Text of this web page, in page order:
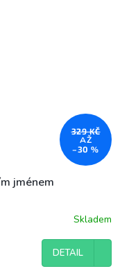
329 KČ
AŽ
–30 %
jménem
Skladem
DETAIL